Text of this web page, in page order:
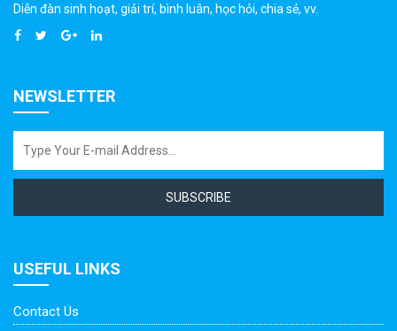
Diễn đàn sinh hoạt, giải trí, bình luân, học hỏi, chia sẻ, vv.
NEWSLETTER
SUBSCRIBE
USEFUL LINKS
Contact Us